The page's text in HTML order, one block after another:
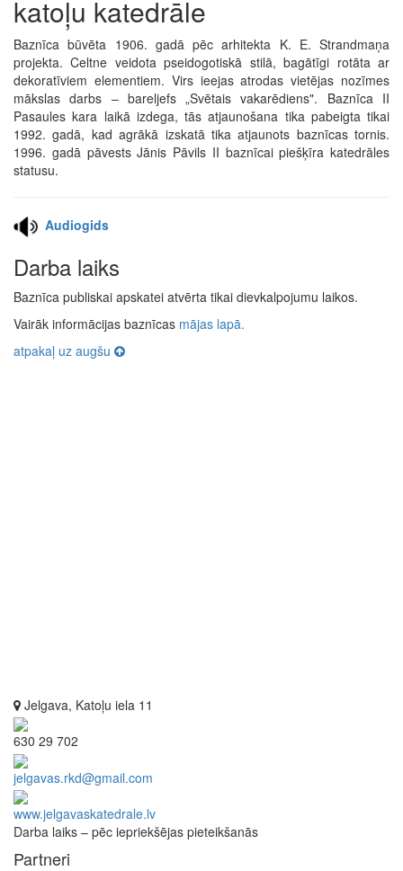
katoļu katedrāle
Baznīca būvēta 1906. gadā pēc arhitekta K. E. Strandmaņa
projekta. Celtne veidota pseidogotiskā stilā, bagātīgi rotāta ar
dekoratīviem elementiem. Virs ieejas atrodas vietējas nozīmes
mākslas darbs – bareljefs „Svētais vakarēdiens". Baznīca II
Pasaules kara laikā izdega, tās atjaunošana tika pabeigta tikai
1992. gadā, kad agrākā izskatā tika atjaunots baznīcas tornis.
1996. gadā pāvests Jānis Pāvils II baznīcai piešķīra katedrāles
statusu.
Audiogids
Darba laiks
Baznīca publiskai apskatei atvērta tikai dievkalpojumu laikos.
Vairāk informācijas baznīcas mājas lapā.
atpakaļ uz augšu
Jelgava, Katoļu iela 11
630 29 702
jelgavas.rkd@gmail.com
www.jelgavaskatedrale.lv
Darba laiks – pēc iepriekšējas pieteikšanās
Partneri